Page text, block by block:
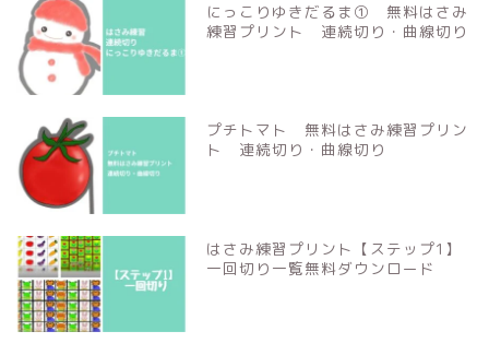
にっこりゆきだるま① 無料はさみ
練習プリント 連続切り・曲線切り
プチトマト 無料はさみ練習プリン
ト 連続切り・曲線切り
はさみ練習プリント【ステップ1】
一回切り一覧無料ダウンロード